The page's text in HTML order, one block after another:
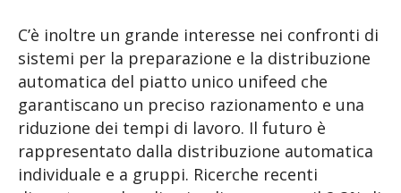
C’è inoltre un grande interesse nei confronti di
sistemi per la preparazione e la distribuzione
automatica del piatto unico unifeed che
garantiscano un preciso razionamento e una
riduzione dei tempi di lavoro. Il futuro è
rappresentato dalla distribuzione automatica
individuale e a gruppi. Ricerche recenti